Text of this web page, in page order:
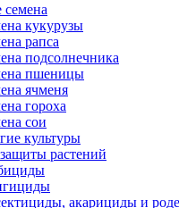
кукурузы
рапса
подсолнечника
пшеницы
ячменя
гороха
сои
культуры
растений
акарициды и